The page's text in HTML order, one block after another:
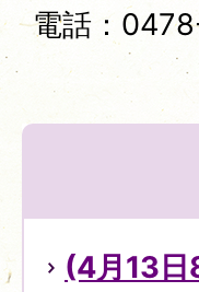
電話：
(4月13日